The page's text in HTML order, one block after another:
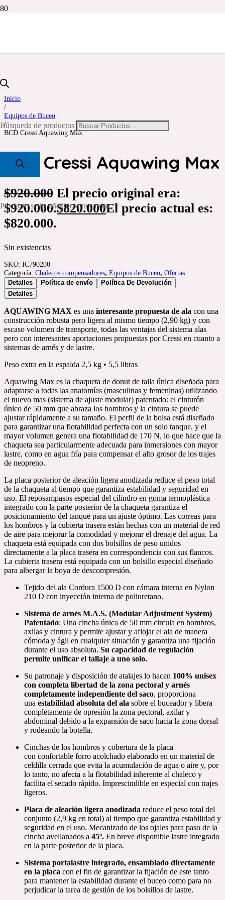
Búsqueda de productos
Productose ha añadido a tu carrito.
Inicio
/
Equipos de Buceo
/
BCD Cressi Aquawing Max
BCD Cressi Aquawing Max
$920.000 El precio original era:
$920.000.$820.000El precio actual es:
$820.000.
Sin existencias
SKU: IC790200
Categoría: Chalecos compensadores, Equipos de Buceo, Ofertas
Detalles Política de envío
Política De Devolución
Detalles
AQUAWING MAX es una interesante propuesta de ala con una
construcción robusta pero ligera al mismo tiempo (2,90 kg) y con
escaso volumen de transporte, todas las ventajas del sistema alas
pero con interesantes aportaciones propuestas por Cressi en cuanto a
sistemas de arnés y de lastre.
Peso extra en la espalda 2,5 kg • 5,5 libras
Aquawing Max es la chaqueta de donut de talla única diseñada para
adaptarse a todas las anatomías (masculinas y femeninas) utilizando
el nuevo mas (sistema de ajuste modular) patentado: el cinturón
único de 50 mm que abraza los hombros y la cintura se puede
ajustar rápidamente a su tamaño. El perfil de la bolsa está diseñado
para garantizar una flotabilidad perfecta con un solo tanque, y el
mayor volumen genera una flotabilidad de 170 N, lo que hace que la
chaqueta sea particularmente adecuada para inmersiones con mayor
lastre, como en agua fría para compensar el alto grosor de los trajes
de neopreno.
La placa posterior de aleación ligera anodizada reduce el peso total
de la chaqueta al tiempo que garantiza estabilidad y seguridad en
uso. El reposampasos especial del cilindro en goma termoplástica
integrado con la parte posterior de la chaqueta garantiza el
posicionamiento del tanque para un ajuste óptimo. Las correas para
los hombros y la cubierta trasera están hechas con un material de red
de aire para mejorar la comodidad y mejorar el drenaje del agua. La
chaqueta está equipada con dos bolsillos de peso unidos
directamente a la placa trasera en correspondencia con sus flancos.
La cubierta trasera está equipada con un bolsillo especial diseñado
para albergar la boya de descompresión.
Tejido del ala Cordura 1500 D con cámara interna en Nylon
210 D con inyección interna de poliuretano.
Sistema de arnés M.A.S. (Modular Adjustment System)
Patentado: Una cincha única de 50 mm circula en hombros,
axilas y cintura y permite ajustar y aflojar el ala de manera
cómoda y ágil en cualquier situación y garantiza una fijación
durante el uso absoluta. Su capacidad de regulación
permite unificar el tallaje a uno solo.
Su patronaje y disposición de atalajes lo hacen 100% unisex
con completa libertad de la zona pectoral y arnés
completamente independiente del saco, proporciona
una estabilidad absoluta del ala sobre el buceador y libera
completamente de opresión la zona pectoral, axilar y
abdominal debido a la expansión de saco hacia la zona dorsal
y rodeando la botella.
Cinchas de los hombros y cobertura de la placa
con confortable forro acolchado elaborado en un material de
celdilla cerrada que evita la acumulación de agua o aire y, por
lo tanto, no afecta a la flotabilidad inherente al chaleco y
facilita el secado rápido. Imprescindible en especial con trajes
ligeros.
Placa de aleación ligera anodizada reduce el peso total del
conjunto (2,9 kg en total) al tiempo que garantiza estabilidad y
seguridad en el uso. Mecanizado de los ojales para paso de la
cincha avellanados a 45º. En breve disponible lastre integrado
en la parte posterior de la placa.
Sistema portalastre integrado, ensamblado directamente
en la placa con el fin de garantizar la fijación de este tanto
para mantener la estabilidad durante el buceo como para no
perjudicar la tarea de gestión de los bolsillos de lastre.